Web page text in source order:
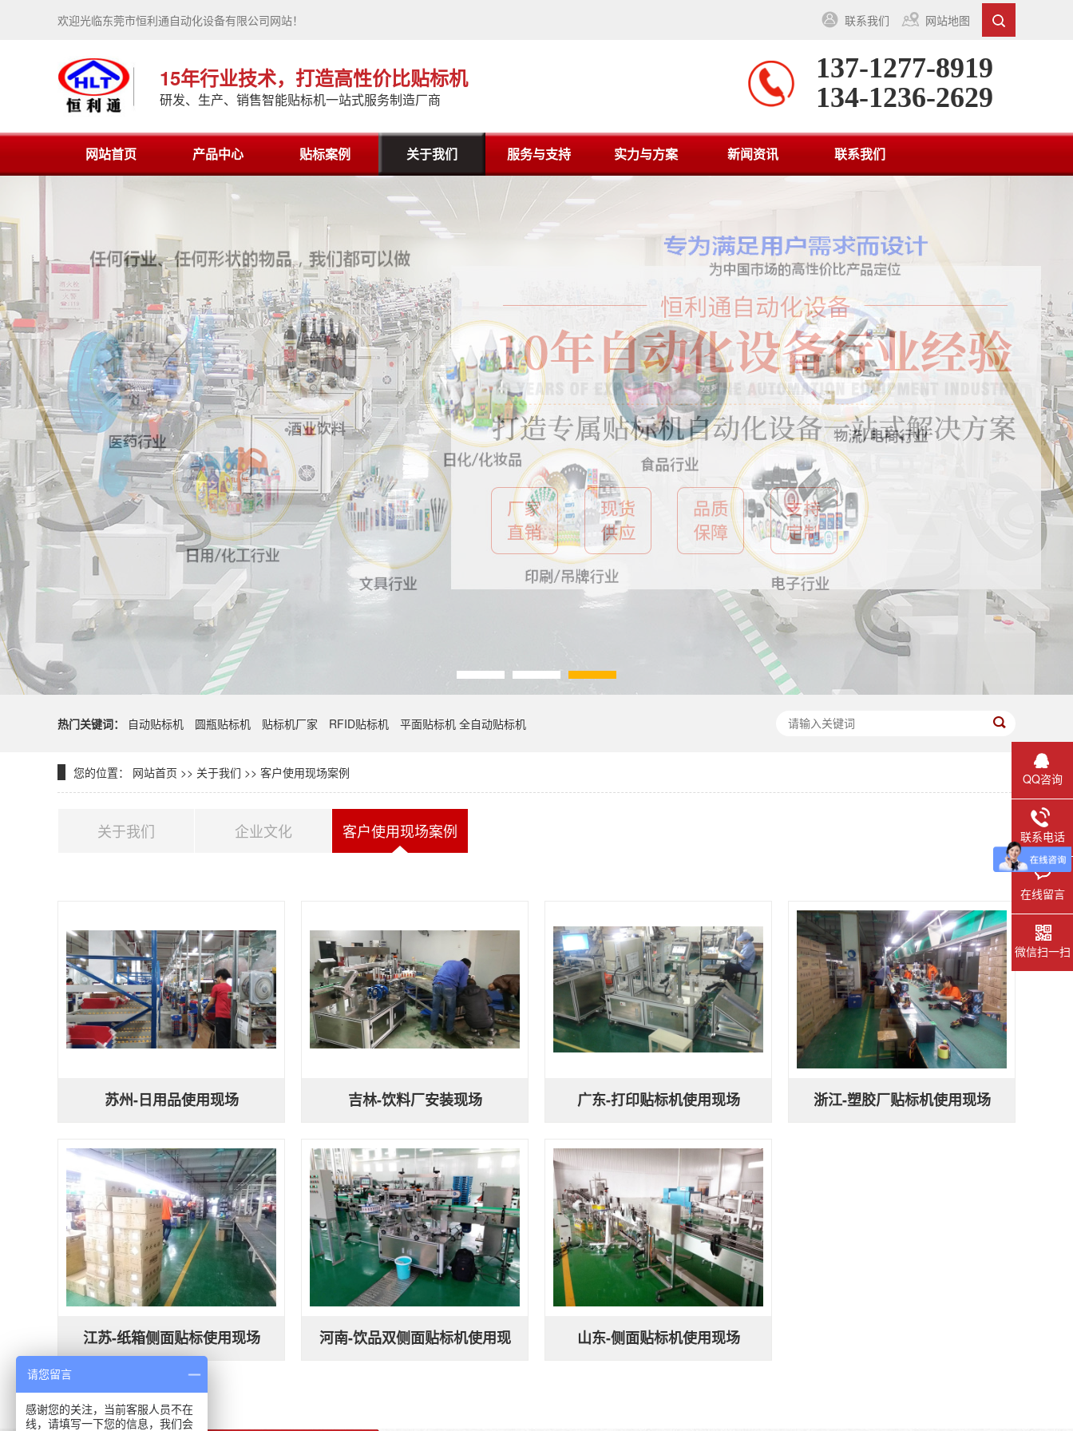
联系我们 网站地图
欢迎光临东莞市恒利通自动化设备有限公司网站！
15年行业技术，打造高性价比贴标机
研发、生产、销售智能贴标机一站式服务制造厂商
137-1277-8919
134-1236-2629
网站首页 产品中心 贴标案例 关于我们 服务与支持 实力与方案 新闻资讯 联系我们
热门关键词： 自动贴标机 圆瓶贴标机 贴标机厂家 RFID贴标机 平面贴标机 全自动贴标机
您的位置： 网站首页 >> 关于我们 >> 客户使用现场案例
关于我们 企业文化 客户使用现场案例
苏州-日用品使用现场 吉林-饮料厂安装现场 广东-打印贴标机使用现场 浙江-塑胶厂贴标机使用现场
江苏-纸箱侧面贴标使用现场
河南-饮品双侧面贴标机使用现
山东-侧面贴标机使用现场
QQ咨询
联系电话
在线留言
微信扫一扫
请您留言
感谢您的关注，当前客服人员不在
线，请填写一下您的信息，我们会